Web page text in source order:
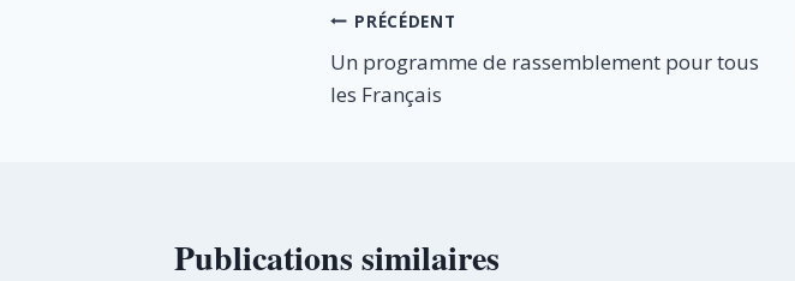
Navigation
de
PRÉCÉDENT
Un programme de rassemblement pour tous
les Français
Publications similaires